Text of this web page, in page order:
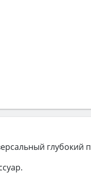
глубокий